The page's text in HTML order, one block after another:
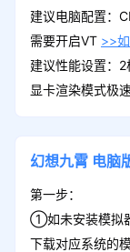
建议电脑配置：
需要开启VT >>
建议性能设置：2
显卡渲染模式极
幻想九霄 电脑
第一步：
①如未安装模拟
下载对应系统的